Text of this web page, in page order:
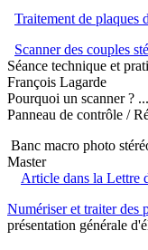
Traitement de plaques
Scanner des couples
Séance technique et
François Lagarde
Pourquoi un scanner ?
Panneau de contrôle /
Banc macro photo
Master
Article dans la Lettre
Numériser et traiter des
présentation générale